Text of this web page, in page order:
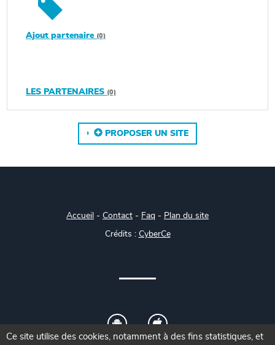
Ajout partenaire (0)
LES PARTENAIRES (0)
PROPOSER UN SITE
Accueil - Contact - Faq - Plan du site
Crédits : CyberCe
Ce site utilise des cookies, notamment à des fins statistiques, et